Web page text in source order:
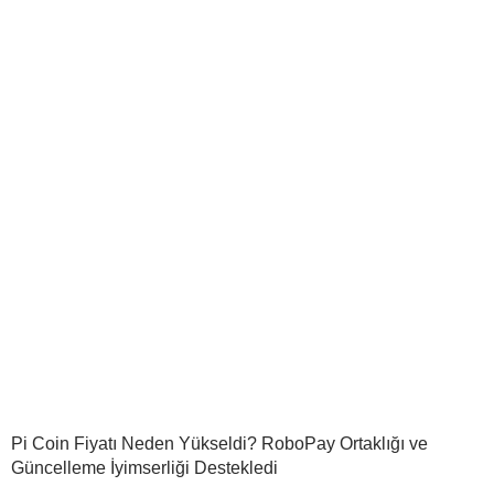
Pi Coin Fiyatı Neden Yükseldi? RoboPay Ortaklığı ve
Güncelleme İyimserliği Destekledi